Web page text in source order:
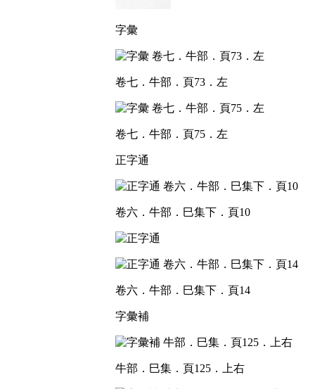
字彙
卷七．牛部．頁73．左
卷七．牛部．頁75．左
正字通
卷六．牛部．巳集下．頁10
卷六．牛部．巳集下．頁14
字彙補
牛部．巳集．頁125．上右